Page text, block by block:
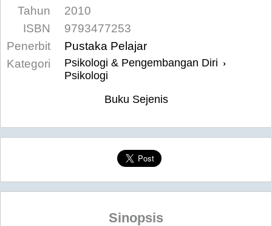
Tahun
2010
ISBN
9793477253
Penerbit
Pustaka Pelajar
Kategori
Psikologi & Pengembangan Diri ›
Psikologi
Buku Sejenis
Sinopsis